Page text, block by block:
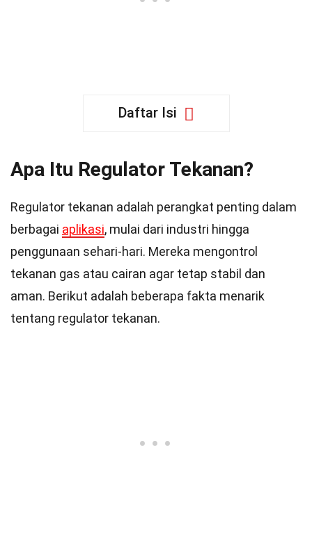
Daftar Isi
Apa Itu Regulator Tekanan?
Regulator tekanan adalah perangkat penting dalam
berbagai aplikasi, mulai dari industri hingga
penggunaan sehari-hari. Mereka mengontrol
tekanan gas atau cairan agar tetap stabil dan
aman. Berikut adalah beberapa fakta menarik
tentang regulator tekanan.